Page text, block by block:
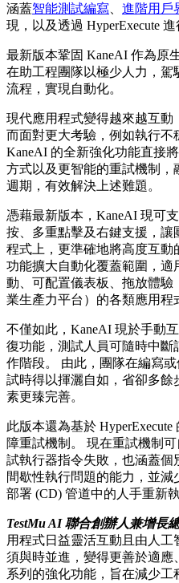
涵蓋智能測試編寫、 進階用戶
現，以及透過 HyperExecute 進
最新版本鞏固 KaneAI 作為原
在助工程團隊以極少人力，
流程，實現自動化。
現代應用程式變得越來越互動
而面對更大考驗，例如執行不
KaneAI 的全新強化功能直接
方式以及更智能的重試機制
週期，有效解決上述難題。
憑藉最新版本，KaneAI 現可
按、多重點擊及右鍵支援，讓
程式上，更準確地將高度互
功能擴大自動化覆蓋範圍，
動、可配置儀表板、拖放體
業生產力平台）的各類應用程
不僅如此，KaneAI 現於手動
復功能，測試人員可隨時中
作階段。 由此，團隊在編寫
試時得以揮灑自如，省卻多
素更臻完善。
此版本還為基於
障重試機制。 現在重試機制
試執行器指令失敗，也涵蓋
間歇性執行問題的能力，並
部署 (CD) 管道中的人手重新執
TestMu AI聯合創辦人兼增長
用程式日益靈活互動且由人
須與時並進，變得更善於適應
系列的強化功能，旨在減少